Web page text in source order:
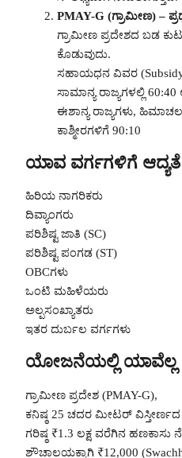
PMAY-G (ಗ್ರಾಮೀಣ) –
ಗ್ರಾಮೀಣ ಪ್ರದೇಶದ ಬಡ
ಕೊಡುವುದು.
ಸಹಾಯಧನ ವಿವರ (Subsidy
ಸಾಮಾನ್ಯ ರಾಜ್ಯಗಳಲ್ಲಿ
ಈಶಾನ್ಯ ರಾಜ್ಯಗಳು,
ಕಾಶ್ಮೀರಗಳಿಗೆ 90:10
ಯಾವ ವರ್ಗಗಳಿಗೆ ಆದ್ಯತೆ
ಹಿರಿಯ ನಾಗರಿಕರು
ದಿವ್ಯಾಂಗರು
ಪರಿಶಿಷ್ಟ ಜಾತಿ (SC)
ಪರಿಶಿಷ್ಟ ಪಂಗಡ (ST)
OBCಗಳು
ಒಂಟಿ ಮಹಿಳೆಯರು
ಅಲ್ಪಸಂಖ್ಯಾತರು
ಇತರ ದುರ್ಬಲ ವರ್ಗಗಳು
ಯೋಜನೆಯಲ್ಲಿ ಯಾವೆಲ್ಲ
ಗ್ರಾಮೀಣ ಪ್ರದೇಶ (PMAY-G),
ಕನಿಷ್ಠ 25 ಚದರ ಮೀಟರ್
ಗರಿಷ್ಠ ₹1.3 ಲಕ್ಷ ವರೆಗಿನ ಹಣಕಾಸು
ಶೌಚಾಲಯಕ್ಕಾಗಿ ₹12,000